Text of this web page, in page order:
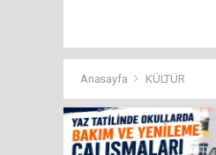
Anasayfa KÜLTÜR